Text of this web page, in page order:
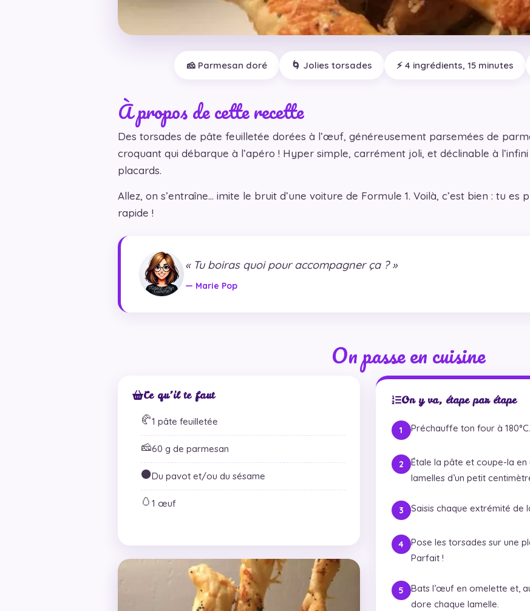
🧀 Parmesan doré 🌀 Jolies torsades ⚡ 4 ingrédients, 15 minutes
À propos de cette recette
Des torsades de pâte feuilletée dorées à l’œuf, généreusement parsemées de
croquant qui débarque à l’apéro ! Hyper simple, carrément joli, et déclinable à
placards.
Allez, on s’entraîne… imite le bruit d’une voiture de Formule 1. Voilà, c’est bien : tu
rapide !
« Tu boiras quoi pour accompagner ça ? »
— Marie Pop
On passe en cuisine
Ce qu’il te faut
🥐1 pâte feuilletée
🧀60 g de parmesan
⚫Du pavot et/ou du sésame
🥚 1 œuf
On y va, étape par étape
Préchauffe ton four à 180°C.
Étale la pâte et coupe-la en
lamelles d’un petit
Saisis chaque extrémité de
Pose les torsades sur une
Parfait !
Bats l’œuf en omelette et,
dore chaque lamelle.